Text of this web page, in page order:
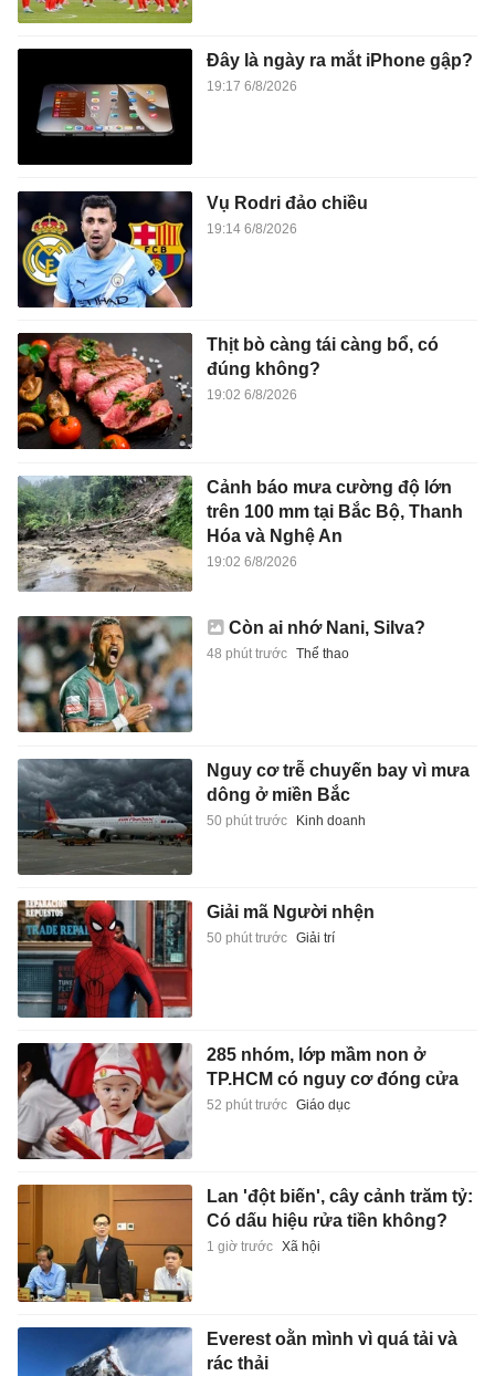
Đây là ngày ra mắt iPhone gập?
19:17 6/8/2026
Vụ Rodri đảo chiều
19:14 6/8/2026
Thịt bò càng tái càng bổ, có
đúng không?
19:02 6/8/2026
Cảnh báo mưa cường độ lớn
trên 100 mm tại Bắc Bộ, Thanh
Hóa và Nghệ An
19:02 6/8/2026
Còn ai nhớ Nani, Silva?
48 phút trước Thể thao
Nguy cơ trễ chuyến bay vì mưa
dông ở miền Bắc
50 phút trước Kinh doanh
Giải mã Người nhện
50 phút trước Giải trí
285 nhóm, lớp mầm non ở
TP.HCM có nguy cơ đóng cửa
52 phút trước Giáo dục
Lan 'đột biến', cây cảnh trăm tỷ:
Có dấu hiệu rửa tiền không?
1 giờ trước Xã hội
Everest oằn mình vì quá tải và
rác thải